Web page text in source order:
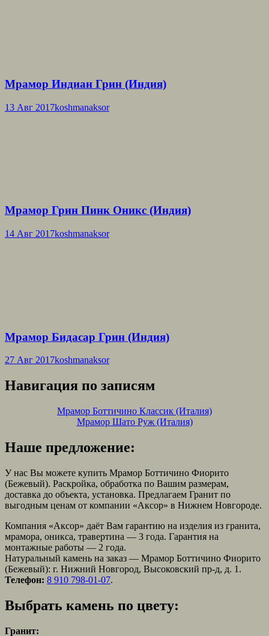
Мрамор Индиан Грин (Индия)
13 Авг 2017koshmanaksor
Мрамор Грин Пинк Оникс (Индия)
14 Авг 2017koshmanaksor
Мрамор Бидасар Грин (Индия)
27 Авг 2017koshmanaksor
Навигация по записям
Мрамор Боттичино Классик (Италия)
Мрамор Шато Руж (Италия)
Наше предложение:
У нас Вы можете купить Мрамор Боттичино Фиорито
(Бежевый). Раскройка, обработка по Вашим размерам,
доставка до объекта, установка. Предлагаем Гранит по
выгодным ценам от компании «Аксор» в Нижнем Новгороде.
Компания «Аксор» даёт Вам гарантию на изделия из гранита,
мрамора, оникса, травертина — 3 года. Гарантия на
монтажные работы — 2 года.
Натуральный камень на заказ — Мрамор Боттичино Фиорито
(Бежевый): г. Нижний Новгород, Высоковский пр-д, д. 1.
Телефон: 8 910 798-01-07.
Выбрать камень по цвету:
Гранит: